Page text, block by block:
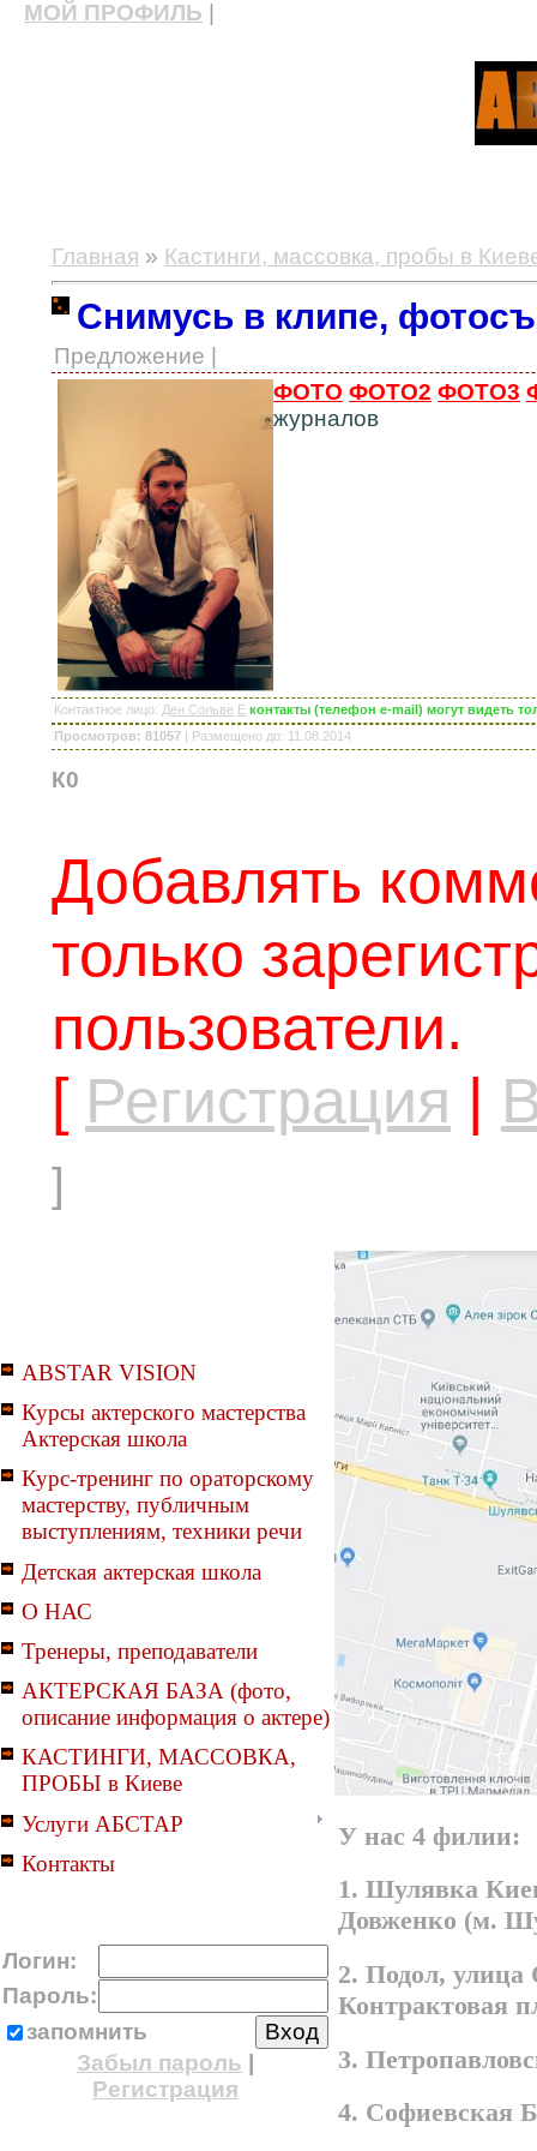
МОЙ ПРОФИЛЬ
Главная » Кастинги, массовка, пробы в
Снимусь в клипе,
Предложение |
ФОТО ФОТО2 ФОТО3
журналов
Контактное лицо: Ден Сольве E контакты (телефон e-mail) могут видеть
Просмотров: 81057 | Размещено до: 11.08.2014
К0
Добавлять
только
пользователи.
[ Регистрация |
]
ABSTAR VISION
Курсы актерского мастерства
Актерская школа
Курс-тренинг по ораторскому
мастерству, публичным
выступлениям, техники речи
Детская актерская школа
О НАС
Тренеры, преподаватели
АКТЕРСКАЯ БАЗА (фото,
описание информация о актере)
КАСТИНГИ, МАССОВКА,
ПРОБЫ в Киеве
Услуги АБСТАР
Контакты
Логин:
Пароль:
запомнить
Забыл пароль
Регистрация
У нас 4 филии:
1. Шулявка
Довженко (м.
2. Подол,
Контрактовая
3.
4. Софиевская